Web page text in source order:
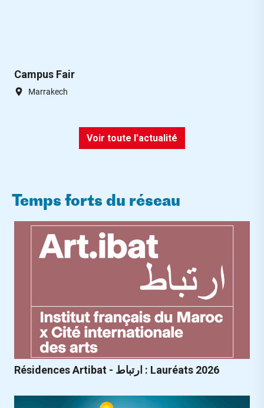
Campus Fair
Marrakech
Voir toute l'actualité
Temps forts du réseau
Résidences Artibat - ارتباط : Lauréats 2026